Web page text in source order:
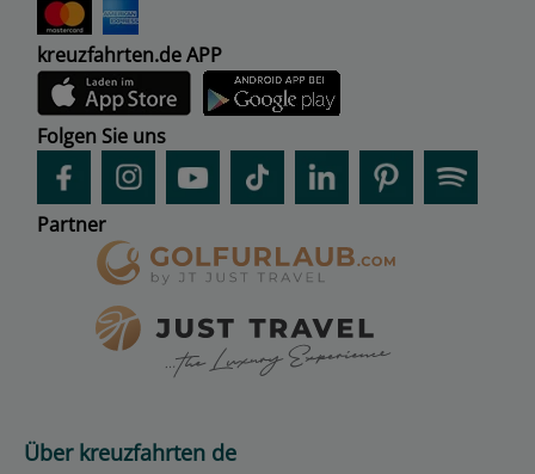
kreuzfahrten.de APP
Folgen Sie uns
Partner
Über kreuzfahrten de